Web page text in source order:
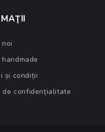
și condiții
de confidențialitate